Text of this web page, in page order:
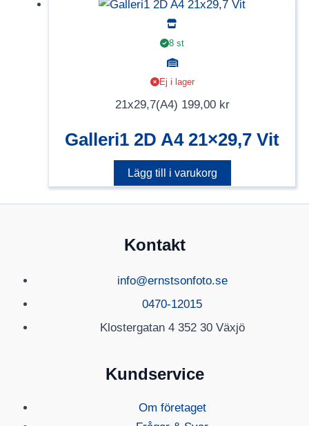
8 st
Ej i lager
21x29,7(A4) 199,00 kr
Galleri1 2D A4 21×29,7 Vit
Lägg till i varukorg
Kontakt
info@ernstsonfoto.se
0470-12015
Klostergatan 4 352 30 Växjö
Kundservice
Om företaget